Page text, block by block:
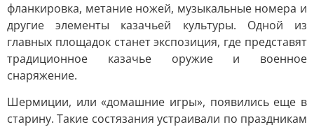
фланкировка, метание ножей, музыкальные номера и
другие элементы казачьей культуры. Одной из
главных площадок станет экспозиция, где представят
традиционное казачье оружие и военное
снаряжение.
Шермиции, или «домашние игры», появились еще в
старину. Такие состязания устраивали по праздникам